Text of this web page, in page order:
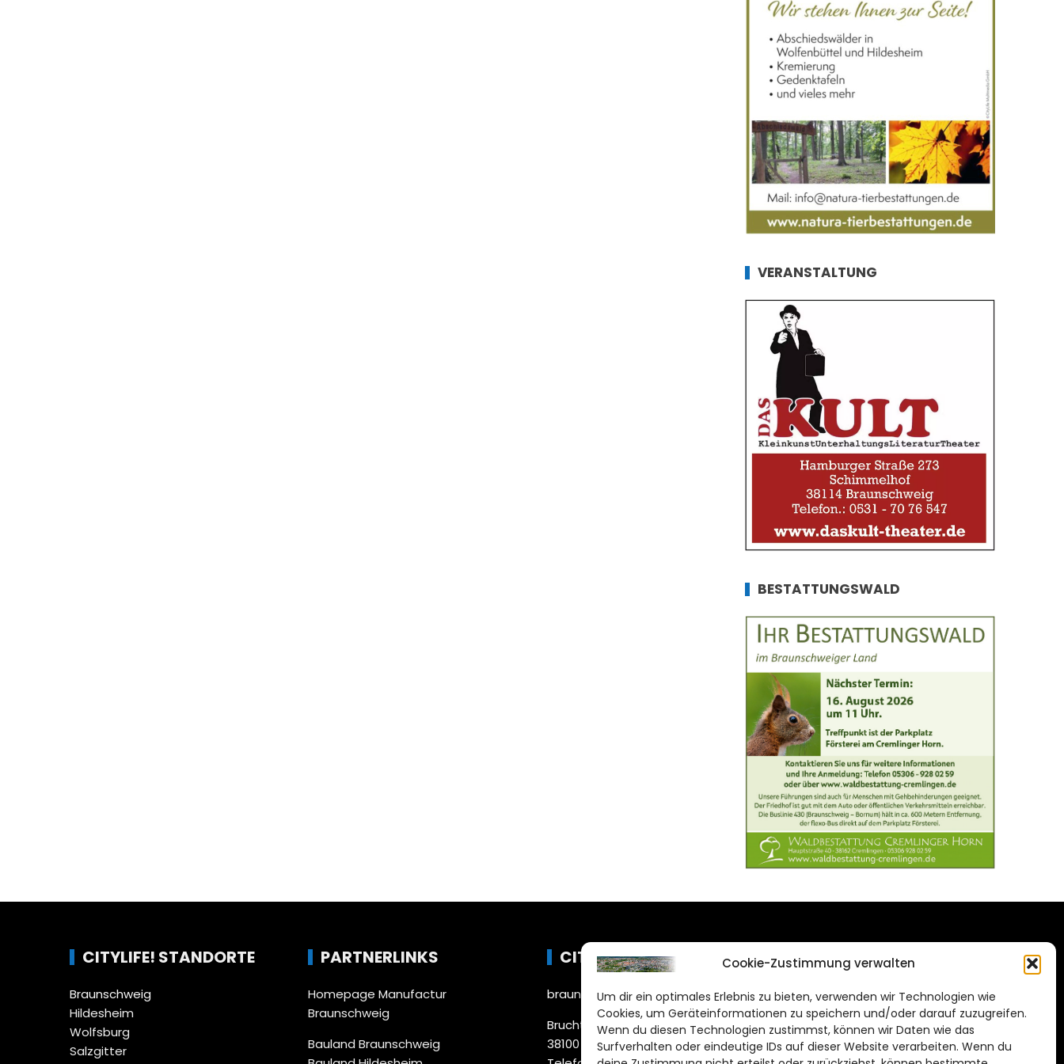
Cookie-Zustimmung verwalten
Um dir ein optimales Erlebnis zu bieten, verwenden wir Technologien wie
Cookies, um Geräteinformationen zu speichern und/oder darauf zuzugreifen.
Wenn du diesen Technologien zustimmst, können wir Daten wie das
Surfverhalten oder eindeutige IDs auf dieser Website verarbeiten. Wenn du
VERANSTALTUNG
BESTATTUNGSWALD
CITYLIFE! STANDORTE
Braunschweig
Hildesheim
Wolfsburg
Salzgitter
PARTNERLINKS
Homepage Manufactur
Braunschweig
Bauland Braunschweig
CITYLIFE!
braunschweig@citylifemedien.de
Bruchtorwall 12
38100 Braunschweig
DAS STADTMAGAZIN
FÜR BRAUNSCHWEIG
Impressum
Datenschutzerklärung
Cookie Richtlinie